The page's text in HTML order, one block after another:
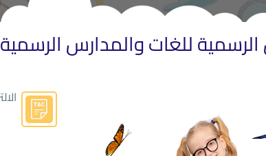
للغات والمدارس